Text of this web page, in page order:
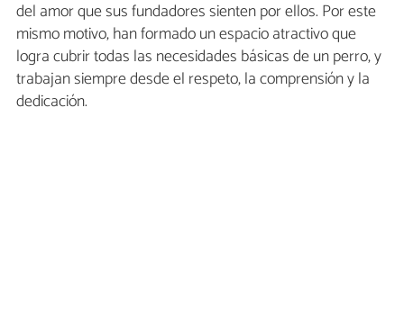
del amor que sus fundadores sienten por ellos. Por este
mismo motivo, han formado un espacio atractivo que
logra cubrir todas las necesidades básicas de un perro, y
trabajan siempre desde el respeto, la comprensión y la
dedicación.